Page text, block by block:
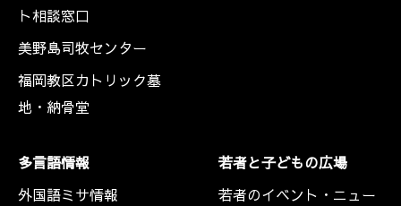
ト相談窓口
美野島司牧センター
福岡教区カトリック墓
地・納骨堂
多言語情報
外国語ミサ情報
若者と子どもの広場
若者のイベント・ニュー